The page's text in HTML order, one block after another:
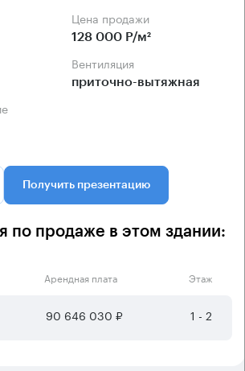
Цена продажи
128 000 Р/м²
Вентиляция
приточно-вытяжная
Получить презентацию
по продаже в этом здании:
Арендная плата Этаж
90 646 030 ₽ 1 - 2